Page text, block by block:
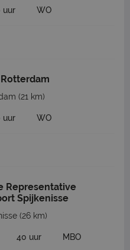
uur WO
(21 km)
uur WO
Representative
Spijkenisse
(26 km)
40 uur MBO